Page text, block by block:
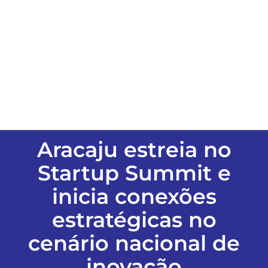
FALE CONOSCO
EDIÇÕES EM PDF
Aracaju estreia no
Startup Summit e
inicia conexões
estratégicas no
cenário nacional de